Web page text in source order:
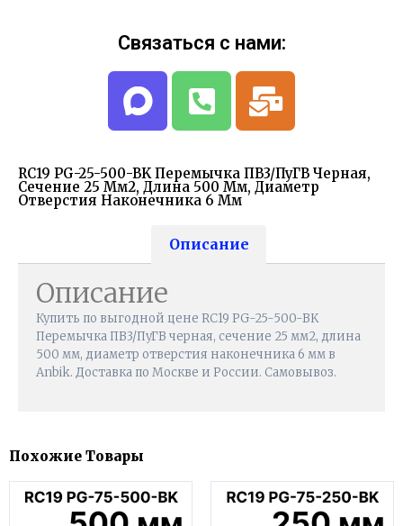
RC19 PG-25-500-BK Перемычка ПВ3/ПуГВ Черная,
Сечение 25 Мм2, Длина 500 Мм, Диаметр
Отверстия Наконечника 6 Мм
Описание
Описание
Купить по выгодной цене RC19 PG-25-500-BK
Перемычка ПВ3/ПуГВ черная, сечение 25 мм2, длина
500 мм, диаметр отверстия наконечника 6 мм в
Anbik. Доставка по Москве и России. Самовывоз.
Связаться с нами:
Похожие Товары